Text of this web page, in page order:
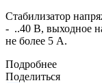
Стабилизатор
- ..40 В, выходное
не более 5 А.
Подробнее
Поделиться